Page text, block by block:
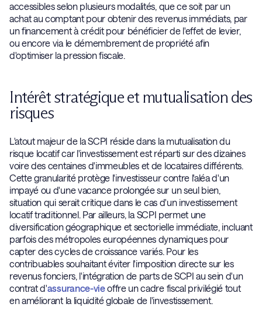
accessibles selon plusieurs modalités, que ce soit par un
achat au comptant pour obtenir des revenus immédiats, par
un financement à crédit pour bénéficier de l'effet de levier,
ou encore via le démembrement de propriété afin
d'optimiser la pression fiscale.
Intérêt stratégique et mutualisation des
risques
L'atout majeur de la SCPI réside dans la mutualisation du
risque locatif car l'investissement est réparti sur des dizaines
voire des centaines d'immeubles et de locataires différents.
Cette granularité protège l'investisseur contre l'aléa d'un
impayé ou d'une vacance prolongée sur un seul bien,
situation qui serait critique dans le cas d'un investissement
locatif traditionnel. Par ailleurs, la SCPI permet une
diversification géographique et sectorielle immédiate, incluant
parfois des métropoles européennes dynamiques pour
capter des cycles de croissance variés. Pour les
contribuables souhaitant éviter l'imposition directe sur les
revenus fonciers, l'intégration de parts de SCPI au sein d'un
contrat d'assurance-vieoffre un cadre fiscal privilégié tout
en améliorant la liquidité globale de l'investissement.